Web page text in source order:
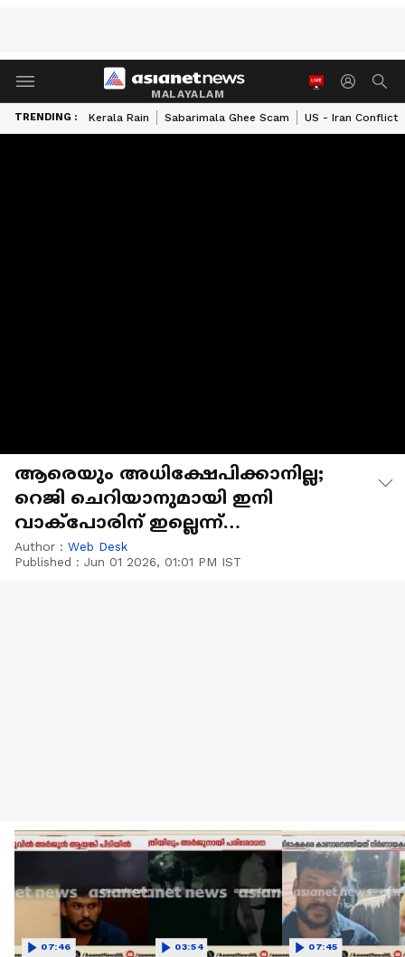
MALAYALAM
TRENDING : Kerala Rain Sabarimala Ghee Scam US - Iran Conflict
ആരെയും അധിക്ഷേപിക്കാനില്ല;
റെജി ചെറിയാനുമായി ഇനി
വാക്പോരിന് ഇല്ലെന്ന്
ജി.സുധാകരൻ
Author : Web Desk
Published : Jun 01 2026, 01:01 PM IST
07:46 03:54 07:45